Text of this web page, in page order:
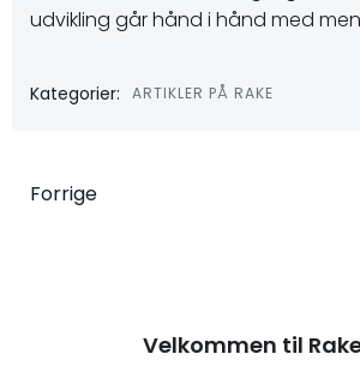
udvikling går hånd i hånd med
Kategorier: ARTIKLER PÅ RAKE
Forrige
Velkommen til